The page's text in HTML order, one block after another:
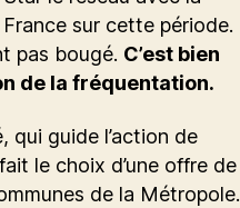
sur cette période.
pas bougé. C’est bien
de la fréquentation.
guide l’action de
le choix d’une offre de
de la Métropole.